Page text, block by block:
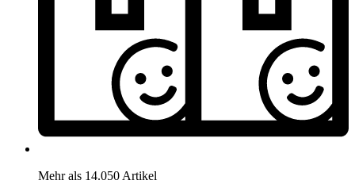
Mehr als 14.050 Artikel